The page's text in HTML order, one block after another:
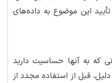
این موضوع به داده‌های
که به آنها حساسیت دارید
قبل از استفاده مجدد از